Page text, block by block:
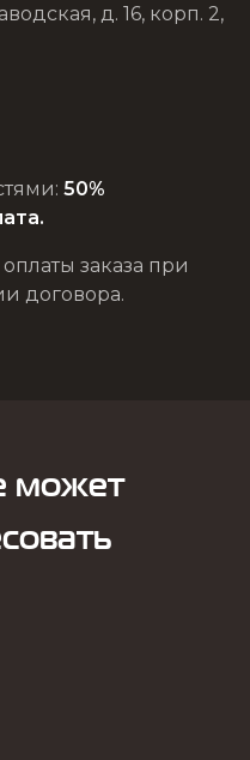
д. 16, корп. 2,
50%
заказа при
договора.
может